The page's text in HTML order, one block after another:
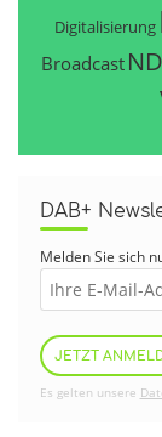
Digitalisierung
Broadcast
DAB+
Melden Sie sich
JETZT
Es gelten unsere